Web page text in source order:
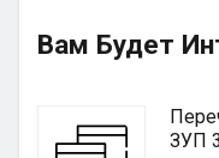
Вам Будет
ЗУП